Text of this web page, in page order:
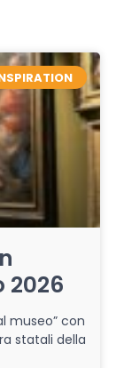
2026
museo” con
statali della